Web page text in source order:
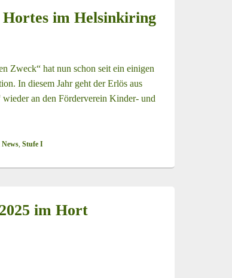
Hortes im Helsinkiring
Zweck“ hat nun schon seit ein einigen
In diesem Jahr geht der Erlös aus
an den Förderverein Kinder- und
2025 des Hortes im Helsinkiring
News Stufe I
im Hort